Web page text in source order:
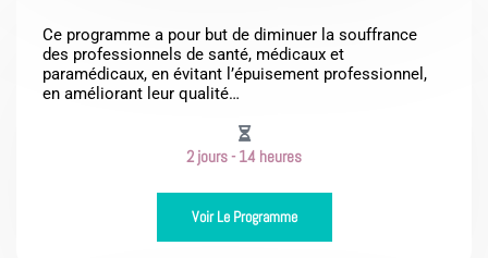
Ce programme a pour but de diminuer la souffrance
des professionnels de santé, médicaux et
paramédicaux, en évitant l’épuisement professionnel,
en améliorant leur qualité…
2 jours - 14 heures
Voir Le Programme